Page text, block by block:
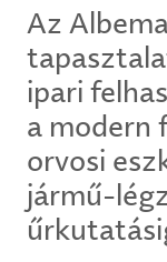
Az
ipari
a modern
orvosi
jármű-